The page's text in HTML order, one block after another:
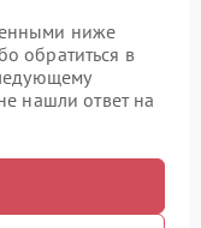
ниже
обратиться в
нашли ответ на